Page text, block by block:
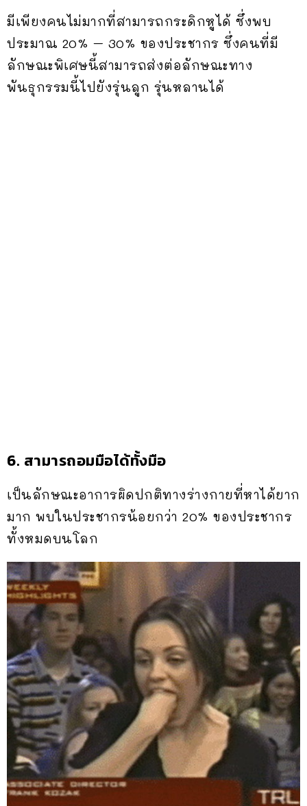
มีเพียงคนไม่มากที่สามารถกระดิกหูได้ ซึ่งพบ
ประมาณ 20% – 30% ของประชากร ซึ่งคนที่มี
ลักษณะพิเศษนี้สามารถส่งต่อลักษณะทาง
พันธุกรรมนี้ไปยังรุ่นลูก รุ่นหลานได้
6. สามารถอมมือได้ทั้งมือ
เป็นลักษณะอาการผิดปกติทางร่างกายที่หาได้ยาก
มาก พบในประชากรน้อยกว่า 20% ของประชากร
ทั้งหมดบนโลก